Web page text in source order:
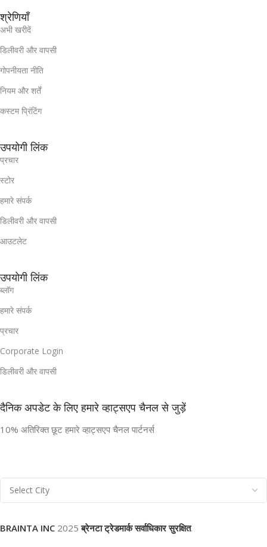
श्रेणियाँ
अभी खरीदें
डिलीवरी और वापसी
गोपनीयता नीति
नियम और शर्तें
कस्टम प्रिंटिंग
उपयोगी लिंक
प्रचार
स्टोर
हमारे संपर्क
डिलीवरी और वापसी
आउटलेट
उपयोगी लिंक
ब्लॉग
हमारे संपर्क
प्रचार
Corporate Login
डिलीवरी और वापसी
दैनिक अपडेट के लिए हमारे व्हाट्सएप चैनल से जुड़ें
10% अतिरिक्त छूट हमारे व्हाट्सएप चैनल पार्टनर्स
BRAINTA INC 2025ब्रेनटा ट्रेडमार्क सर्वाधिकार सुरक्षित.